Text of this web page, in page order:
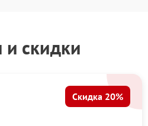
скидки
Скидка 20%